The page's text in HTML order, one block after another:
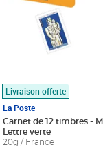
Livraison offerte
La Poste
Carnet de 12 timbres -
Lettre verte
20g / France